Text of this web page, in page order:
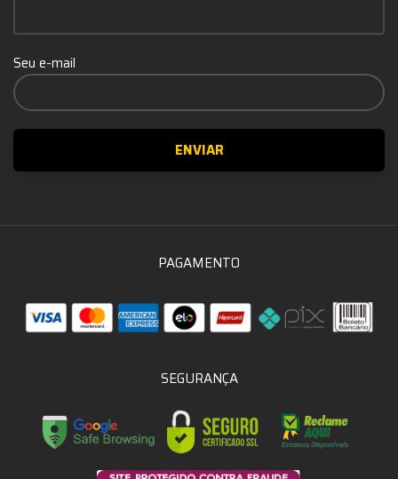
Seu e-mail
PAGAMENTO
SEGURANÇA